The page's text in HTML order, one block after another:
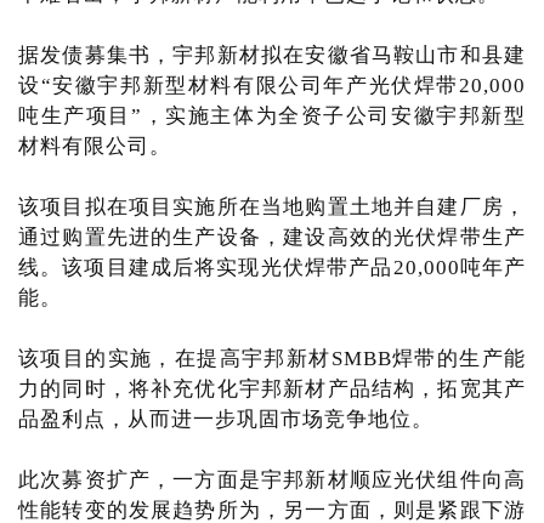
据发债募集书，宇邦新材拟在安徽省马鞍山市和县建
设“安徽宇邦新型材料有限公司年产光伏焊带20,000
吨生产项目”，实施主体为全资子公司安徽宇邦新型
材料有限公司。
该项目拟在项目实施所在当地购置土地并自建厂房，
通过购置先进的生产设备，建设高效的光伏焊带生产
线。该项目建成后将实现光伏焊带产品20,000吨年产
能。
该项目的实施，在提高宇邦新材SMBB焊带的生产能
力的同时，将补充优化宇邦新材产品结构，拓宽其产
品盈利点，从而进一步巩固市场竞争地位。
此次募资扩产，一方面是宇邦新材顺应光伏组件向高
性能转变的发展趋势所为，另一方面，则是紧跟下游